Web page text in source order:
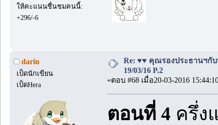
ให้คะแนนชื่นชมคนนี้:
+296/-6
darin
เป็ดนักเขียน
เป็ดHera
Re: ♥♥ คุณรองประธานฯกั
19/03/16 P.2
«ตอบ #68 เมื่อ20-03-2016
ตอนที่ 4 ครึ่ง